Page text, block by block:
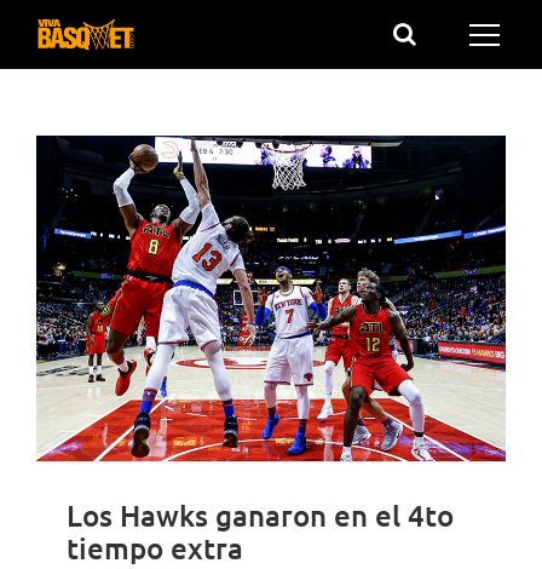
Saltar
Los Hawks ganaron en el 4to
tiempo extra